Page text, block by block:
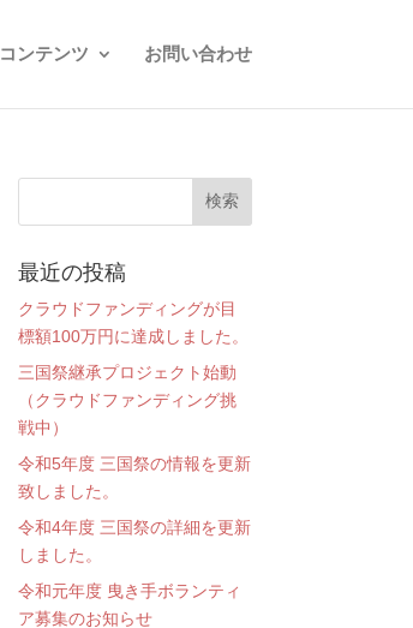
コンテンツ お問い合わせ
最近の投稿
クラウドファンディングが目
標額100万円に達成しました。
三国祭継承プロジェクト始動
（クラウドファンディング挑
戦中）
令和5年度 三国祭の情報を更新
致しました。
令和4年度 三国祭の詳細を更新
しました。
令和元年度 曳き手ボランティ
ア募集のお知らせ